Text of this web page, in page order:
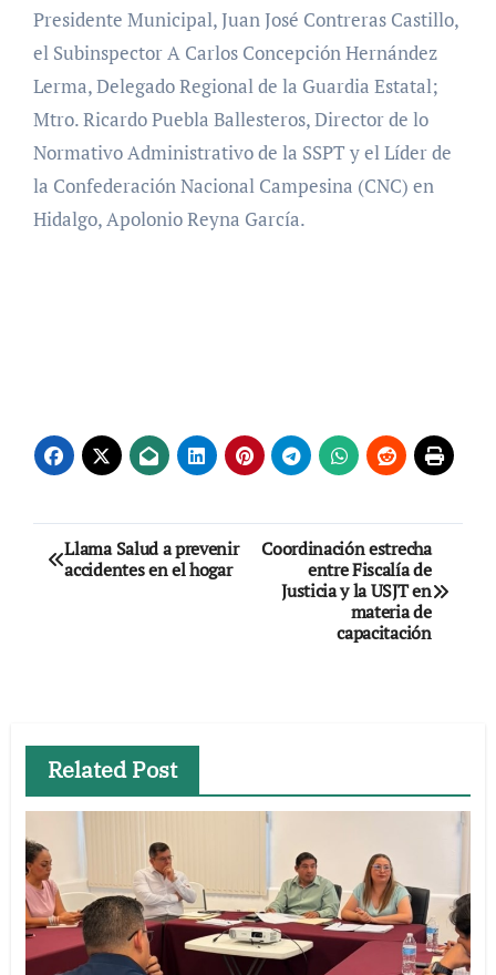
Presidente Municipal, Juan José Contreras Castillo,
el Subinspector A Carlos Concepción Hernández
Lerma, Delegado Regional de la Guardia Estatal;
Mtro. Ricardo Puebla Ballesteros, Director de lo
Normativo Administrativo de la SSPT y el Líder de
la Confederación Nacional Campesina (CNC) en
Hidalgo, Apolonio Reyna García.
Navegación
de
Llama Salud a prevenir
accidentes en el hogar
Coordinación estrecha
entre Fiscalía de
Justicia y la USJT en
materia de
capacitación
Related Post